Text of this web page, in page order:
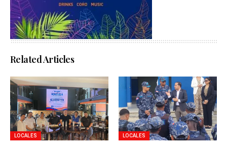
Related Articles
LOCALES LOCALES